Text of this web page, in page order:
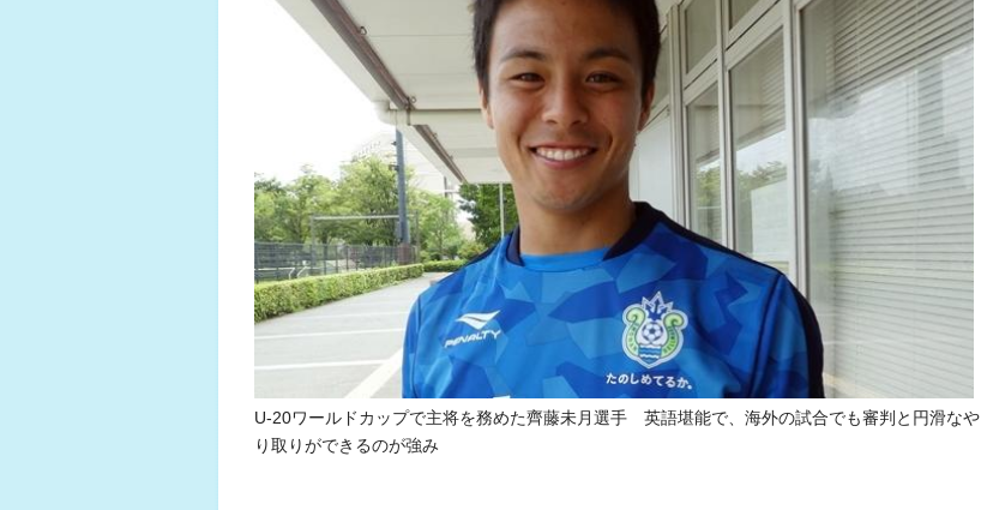
U-20ワールドカップで主将を務めた齊藤未月選手 英語堪能で、海外の試合でも審判と円滑なや
り取りができるのが強み